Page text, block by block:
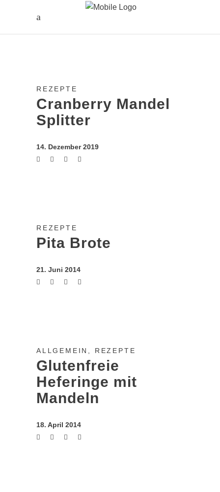
REZEPTE
Cranberry Mandel
Splitter
14. Dezember 2019
REZEPTE
Pita Brote
21. Juni 2014
ALLGEMEIN REZEPTE
Glutenfreie
Heferinge mit
Mandeln
18. April 2014